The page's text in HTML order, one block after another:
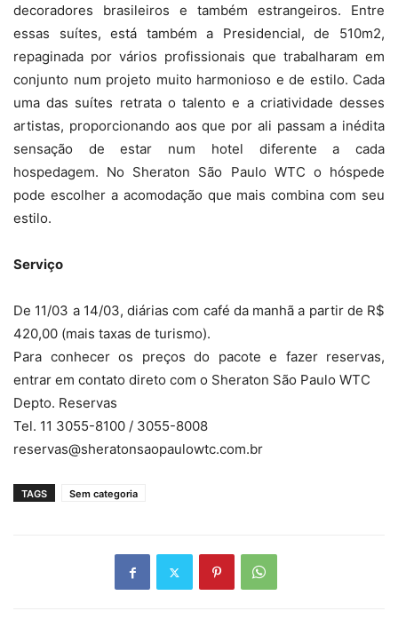
decoradores brasileiros e também estrangeiros. Entre
essas suítes, está também a Presidencial, de 510m2,
repaginada por vários profissionais que trabalharam em
conjunto num projeto muito harmonioso e de estilo. Cada
uma das suítes retrata o talento e a criatividade desses
artistas, proporcionando aos que por ali passam a inédita
sensação de estar num hotel diferente a cada
hospedagem. No Sheraton São Paulo WTC o hóspede
pode escolher a acomodação que mais combina com seu
estilo.
Serviço
De 11/03 a 14/03, diárias com café da manhã a partir de R$
420,00 (mais taxas de turismo).
Para conhecer os preços do pacote e fazer reservas,
entrar em contato direto com o Sheraton São Paulo WTC
Depto. Reservas
Tel. 11 3055-8100 / 3055-8008
reservas@sheratonsaopaulowtc.com.br
TAGS Sem categoria